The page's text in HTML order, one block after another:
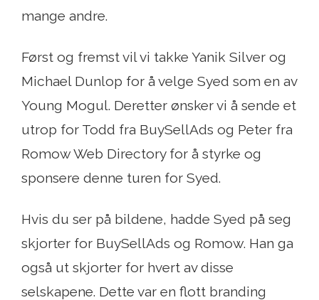
mange andre.
Først og fremst vil vi takke Yanik Silver og
Michael Dunlop for å velge Syed som en av
Young Mogul. Deretter ønsker vi å sende et
utrop for Todd fra BuySellAds og Peter fra
Romow Web Directory for å styrke og
sponsere denne turen for Syed.
Hvis du ser på bildene, hadde Syed på seg
skjorter for BuySellAds og Romow. Han ga
også ut skjorter for hvert av disse
selskapene. Dette var en flott branding